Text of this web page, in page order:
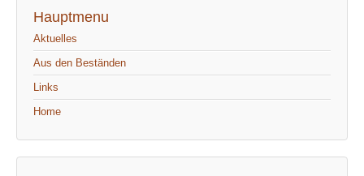
Hauptmenu
Aktuelles
Aus den Beständen
Links
Home